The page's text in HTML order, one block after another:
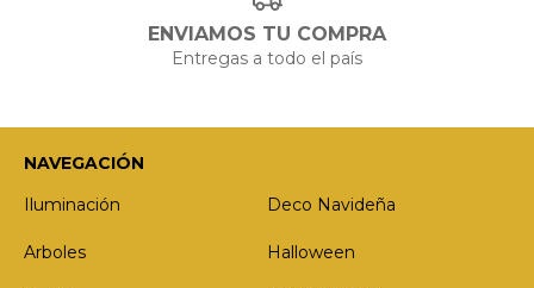
ENVIAMOS TU COMPRA
Entregas a todo el país
NAVEGACIÓN
Iluminación
Deco Navideña
Arboles Halloween